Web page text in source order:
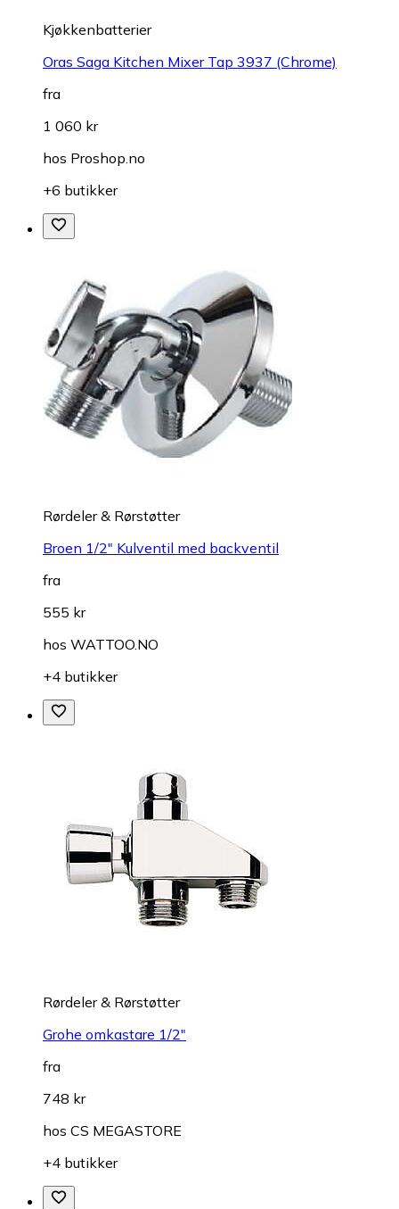
Kjøkkenbatterier
Oras Saga Kitchen Mixer Tap 3937 (Chrome)
fra
1 060 kr
hos Proshop.no
+6 butikker
Rørdeler & Rørstøtter
Broen 1/2" Kulventil med backventil
fra
555 kr
hos WATTOO.NO
+4 butikker
Rørdeler & Rørstøtter
Grohe omkastare 1/2"
fra
748 kr
hos CS MEGASTORE
+4 butikker